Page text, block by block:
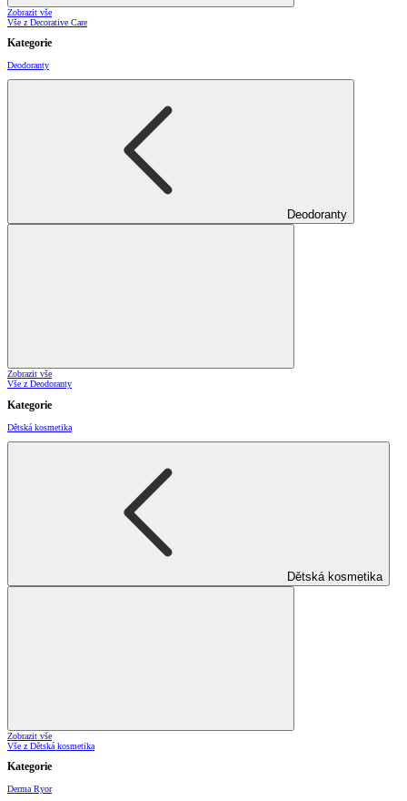
Zobrazit vše
Vše z Decorative Care
Kategorie
Deodoranty
Deodoranty
Zobrazit vše
Vše z Deodoranty
Kategorie
Dětská kosmetika
Dětská kosmetika
Zobrazit vše
Vše z Dětská kosmetika
Kategorie
Derma Ryor